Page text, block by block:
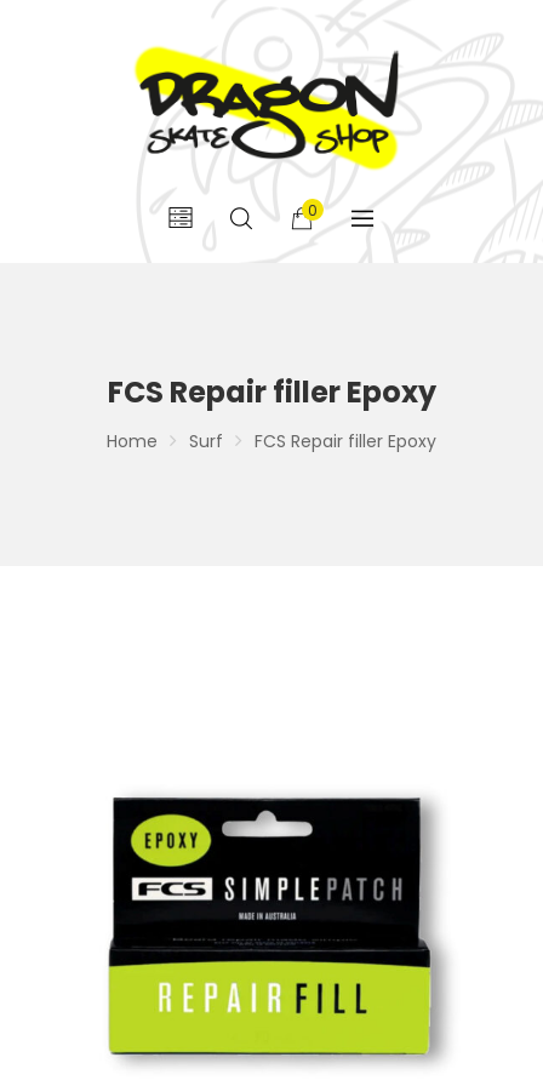
0
FCS Repair filler Epoxy
Home Surf FCS Repair filler Epoxy